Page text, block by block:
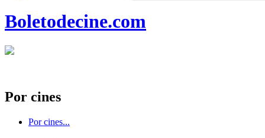
Boletodecine.com
Por cines
Por cines...